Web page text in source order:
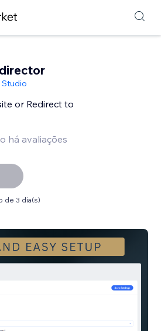
or Redirect to
há avaliações
de 3 dia(s)